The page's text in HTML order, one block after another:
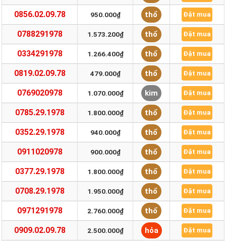
0856.02.09.78 950.000₫ thổ Đặt mua
0788291978 1.573.200₫ thổ Đặt mua
0334291978 1.266.400₫ thổ Đặt mua
0819.02.09.78 479.000₫ thổ Đặt mua
0769020978 1.070.000₫ kim Đặt mua
0785.29.1978 1.800.000₫ thổ Đặt mua
0352.29.1978 940.000₫ thổ Đặt mua
0911020978 900.000₫ thổ Đặt mua
0377.29.1978 1.800.000₫ thổ Đặt mua
0708.29.1978 1.950.000₫ thổ Đặt mua
0971291978 2.760.000₫ thổ Đặt mua
0909.02.09.78 2.500.000₫ hỏa Đặt mua